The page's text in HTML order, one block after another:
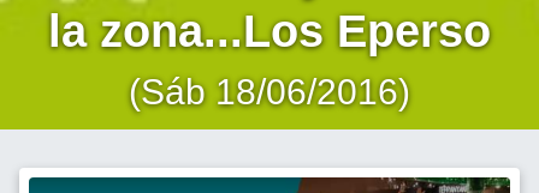
la zona...Los Eperso
(Sáb 18/06/2016)